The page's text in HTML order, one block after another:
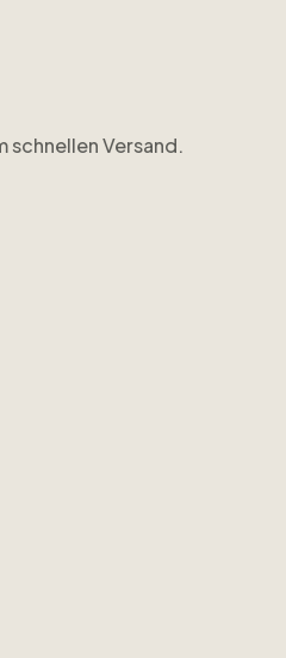
schnellen Versand.